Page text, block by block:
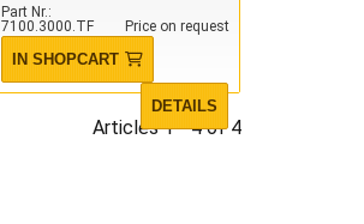
Part Nr.
7100.3000.TF
Price on request
IN SHOPCART
DETAILS
Articles 1 - 4 of 4